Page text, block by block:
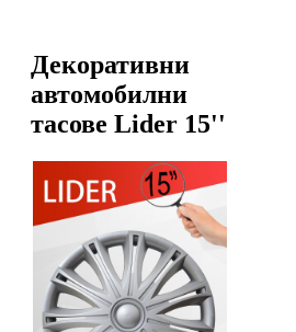
Декоративни
автомобилни
тасове Lider 15''